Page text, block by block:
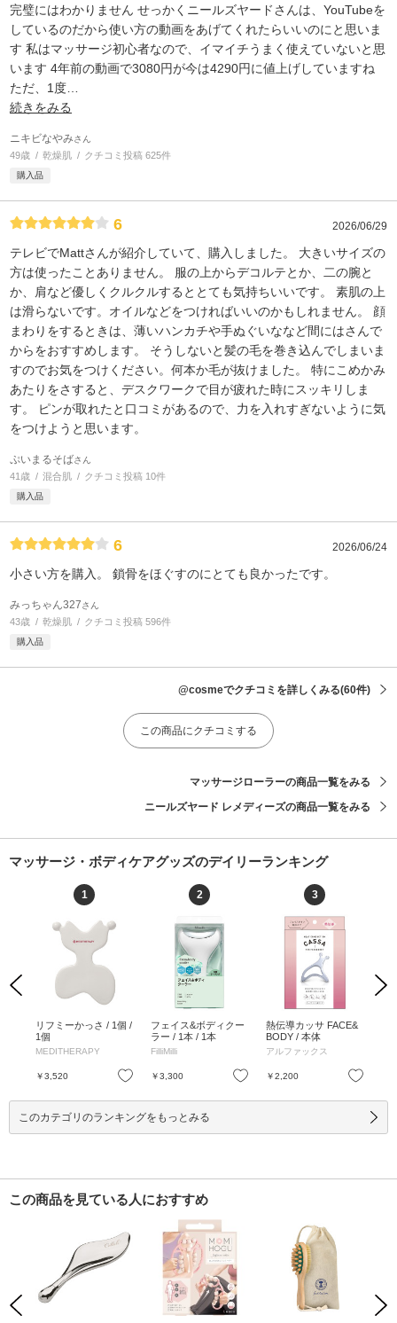
完璧にはわかりません せっかくニールズヤードさんは、YouTubeを
しているのだから使い方の動画をあげてくれたらいいのにと思いま
す 私はマッサージ初心者なので、イマイチうまく使えていないと思
います 4年前の動画で3080円が今は4290円に値上げしていますね
ただ、1度
続きをみる
ニキビなやみさん
49歳 乾燥肌 クチコミ投稿 625件
購入品
6 2026/06/29
テレビでMattさんが紹介していて、購入しました。 大きいサイズの
方は使ったことありません。 服の上からデコルテとか、二の腕と
か、肩など優しくクルクルするととても気持ちいいです。 素肌の上
は滑らないです。オイルなどをつければいいのかもしれません。 顔
まわりをするときは、薄いハンカチや手ぬぐいななど間にはさんで
からをおすすめします。 そうしないと髪の毛を巻き込んでしまいま
すのでお気をつけください。何本か毛が抜けました。 特にこめかみ
あたりをさすると、デスクワークで目が疲れた時にスッキリしま
す。 ピンが取れたと口コミがあるので、力を入れすぎないように気
をつけようと思います。
ぷいまるそばさん
41歳 混合肌 クチコミ投稿 10件
購入品
6 2026/06/24
小さい方を購入。 鎖骨をほぐすのにとても良かったです。
みっちゃん327さん
43歳 乾燥肌 クチコミ投稿 596件
購入品
@cosmeでクチコミを詳しくみる(60件)
この商品にクチコミする
マッサージローラーの商品一覧をみる
ニールズヤード レメディーズの商品一覧をみる
マッサージ・ボディケアグッズのデイリーランキング
Previous
お気に入り
1
リフミーかっさ / 1個 /
1個
MEDITHERAPY
￥3,520 お気に入り
2
フェイス&ボディクー
ラー / 1本 / 1本
FilliMilli
￥3,300 お気に入り
3
熱伝導カッサ FACE&
BODY / 本体
アルファックス
￥2,200
Next
このカテゴリのランキングをもっとみる
この商品を見ている人におすすめ
Previous Next